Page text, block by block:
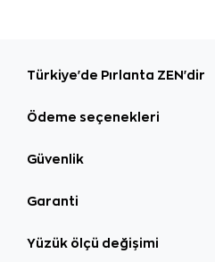
Türkiye'de Pırlanta ZEN'dir
Ödeme seçenekleri
Güvenlik
Garanti
Yüzük ölçü değişimi